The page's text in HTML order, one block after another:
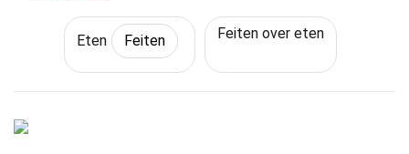
Eten Feiten Feiten over eten